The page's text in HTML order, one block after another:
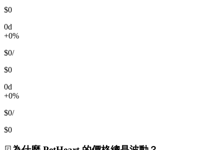
$0
0d
+0%
$0/
$0
0d
+0%
$0/
$0